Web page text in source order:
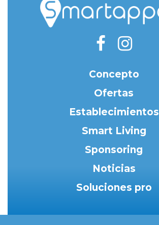
Concepto
Ofertas
Establecimientos
Smart Living
Sponsoring
Noticias
Soluciones pro